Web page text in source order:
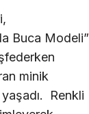
Buca Modeli”
minik
Renkli